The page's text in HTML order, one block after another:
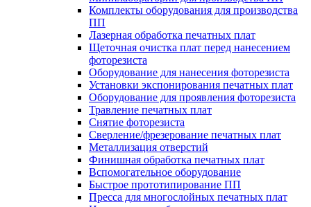
Комплекты оборудования для производства
ПП
Лазерная обработка печатных плат
Щеточная очистка плат перед нанесением
фоторезиста
Оборудование для нанесения фоторезиста
Установки экспонирования печатных плат
Оборудование для проявления фоторезиста
Травление печатных плат
Снятие фоторезиста
Сверление/фрезерование печатных плат
Металлизация отверстий
Финишная обработка печатных плат
Вспомогательное оборудование
Быстрое прототипирование ПП
Пресса для многослойных печатных плат